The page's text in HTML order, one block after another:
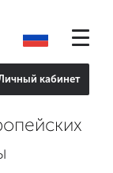
кабинет